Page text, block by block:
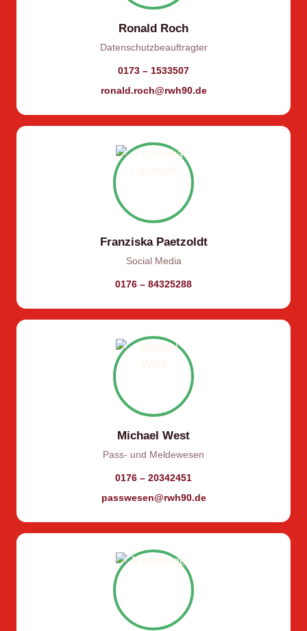
Ronald Roch
Datenschutzbeauftragter
0173 – 1533507
ronald.roch@rwh90.de
Franziska Paetzoldt
Social Media
0176 – 84325288
Michael West
Pass- und Meldewesen
0176 – 20342451
passwesen@rwh90.de